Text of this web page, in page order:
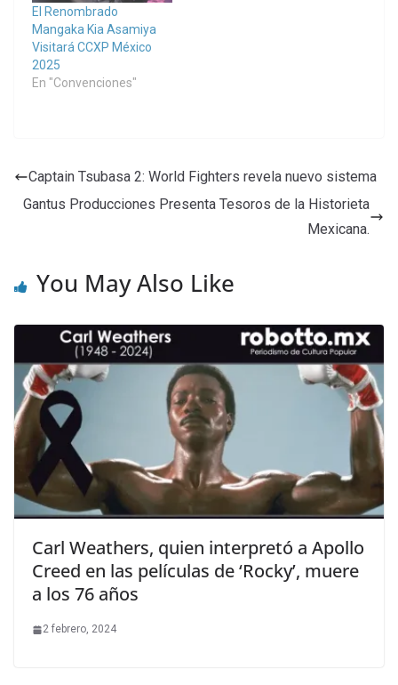
El Renombrado
Mangaka Kia Asamiya
Visitará CCXP México
2025
En "Convenciones"
Captain Tsubasa 2: World Fighters revela nuevo sistema
Gantus Producciones Presenta Tesoros de la Historieta
Mexicana.
You May Also Like
Carl Weathers, quien interpretó a Apollo
Creed en las películas de ‘Rocky’, muere
a los 76 años
2 febrero, 2024